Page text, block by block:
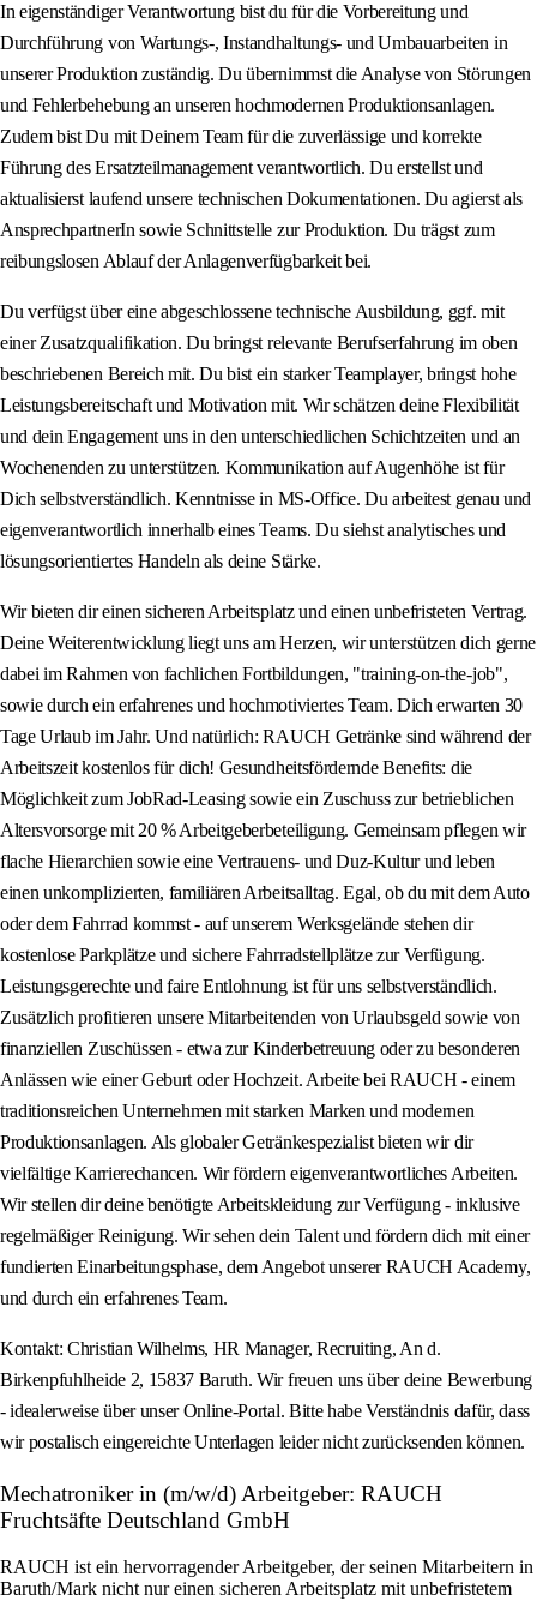
In eigenständiger Verantwortung bist du für die Vorbereitung und
Durchführung von Wartungs-, Instandhaltungs- und Umbauarbeiten in
unserer Produktion zuständig. Du übernimmst die Analyse von Störungen
und Fehlerbehebung an unseren hochmodernen Produktionsanlagen.
Zudem bist Du mit Deinem Team für die zuverlässige und korrekte
Führung des Ersatzteilmanagement verantwortlich. Du erstellst und
aktualisierst laufend unsere technischen Dokumentationen. Du agierst als
AnsprechpartnerIn sowie Schnittstelle zur Produktion. Du trägst zum
reibungslosen Ablauf der Anlagenverfügbarkeit bei.
Du verfügst über eine abgeschlossene technische Ausbildung, ggf. mit
einer Zusatzqualifikation. Du bringst relevante Berufserfahrung im oben
beschriebenen Bereich mit. Du bist ein starker Teamplayer, bringst hohe
Leistungsbereitschaft und Motivation mit. Wir schätzen deine Flexibilität
und dein Engagement uns in den unterschiedlichen Schichtzeiten und an
Wochenenden zu unterstützen. Kommunikation auf Augenhöhe ist für
Dich selbstverständlich. Kenntnisse in MS-Office. Du arbeitest genau und
eigenverantwortlich innerhalb eines Teams. Du siehst analytisches und
lösungsorientiertes Handeln als deine Stärke.
Wir bieten dir einen sicheren Arbeitsplatz und einen unbefristeten Vertrag.
Deine Weiterentwicklung liegt uns am Herzen, wir unterstützen dich gerne
dabei im Rahmen von fachlichen Fortbildungen, "training-on-the-job",
sowie durch ein erfahrenes und hochmotiviertes Team. Dich erwarten 30
Tage Urlaub im Jahr. Und natürlich: RAUCH Getränke sind während der
Arbeitszeit kostenlos für dich! Gesundheitsfördernde Benefits: die
Möglichkeit zum JobRad-Leasing sowie ein Zuschuss zur betrieblichen
Altersvorsorge mit 20 % Arbeitgeberbeteiligung. Gemeinsam pflegen wir
flache Hierarchien sowie eine Vertrauens- und Duz-Kultur und leben
einen unkomplizierten, familiären Arbeitsalltag. Egal, ob du mit dem Auto
oder dem Fahrrad kommst - auf unserem Werksgelände stehen dir
kostenlose Parkplätze und sichere Fahrradstellplätze zur Verfügung.
Leistungsgerechte und faire Entlohnung ist für uns selbstverständlich.
Zusätzlich profitieren unsere Mitarbeitenden von Urlaubsgeld sowie von
finanziellen Zuschüssen - etwa zur Kinderbetreuung oder zu besonderen
Anlässen wie einer Geburt oder Hochzeit. Arbeite bei RAUCH - einem
traditionsreichen Unternehmen mit starken Marken und modernen
Produktionsanlagen. Als globaler Getränkespezialist bieten wir dir
vielfältige Karrierechancen. Wir fördern eigenverantwortliches Arbeiten.
Wir stellen dir deine benötigte Arbeitskleidung zur Verfügung - inklusive
regelmäßiger Reinigung. Wir sehen dein Talent und fördern dich mit einer
fundierten Einarbeitungsphase, dem Angebot unserer RAUCH Academy,
und durch ein erfahrenes Team.
Kontakt: Christian Wilhelms, HR Manager, Recruiting, An d.
Birkenpfuhlheide 2, 15837 Baruth. Wir freuen uns über deine Bewerbung
- idealerweise über unser Online-Portal. Bitte habe Verständnis dafür, dass
wir postalisch eingereichte Unterlagen leider nicht zurücksenden können.
Mechatroniker in (m/w/d) Arbeitgeber: RAUCH
Fruchtsäfte Deutschland GmbH
RAUCH ist ein hervorragender Arbeitgeber, der seinen Mitarbeitern in
Baruth/Mark nicht nur einen sicheren Arbeitsplatz mit unbefristetem